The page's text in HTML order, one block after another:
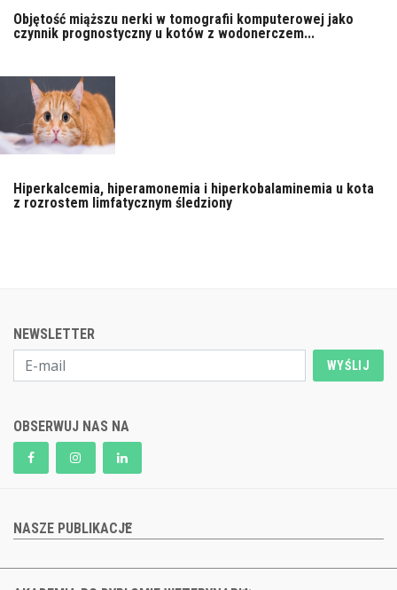
Objętość miąższu nerki w tomografii komputerowej jako
czynnik prognostyczny u kotów z wodonerczem...
Hiperkalcemia, hiperamonemia i hiperkobalaminemia u kota
z rozrostem limfatycznym śledziony
NEWSLETTER
WYŚLIJ
OBSERWUJ NAS NA
NASZE PUBLIKACJE